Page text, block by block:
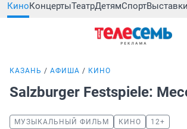
КиноКонцертыТеатрДетямСпортВыставки
КАЗАНЬ АФИША КИНО
Salzburger Festspiele:
МУЗЫКАЛЬНЫЙ ФИЛЬМ КИНО 12+